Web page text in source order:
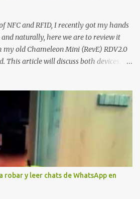
muchos ataques contra AD CS
válido para ...
NFC and RFID, I recently got my hands
naturally, here we are to review it
old Chameleon Mini (RevE) RDV2.0
This article will discuss both devices,
Kasper Oswald was the person who
he created a contraption, a coffee cup
rudimentary way, known as the
This was the father, or rather the
the Chameleon family. In 2007, he
won't go into details about each
to show the device's evolution. In
was created, resembling a bit more
the first Chameleon Mini was
y leer chats de WhatsApp en